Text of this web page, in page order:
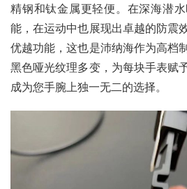
精钢和钛金属更轻便。在深海潜
能，在运动中也展现出卓越的防震
优越功能，这也是沛纳海作为高档
黑色哑光纹理多变，为每块手表赋
成为您手腕上独一无二的选择。